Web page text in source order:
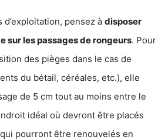
d’exploitation, pensez à disposer
sur les passages de rongeurs. Pour
des pièges dans le cas de
du bétail, céréales, etc.), elle
de 5 cm tout au moins entre le
idéal où devront être placés
pourront être renouvelés en